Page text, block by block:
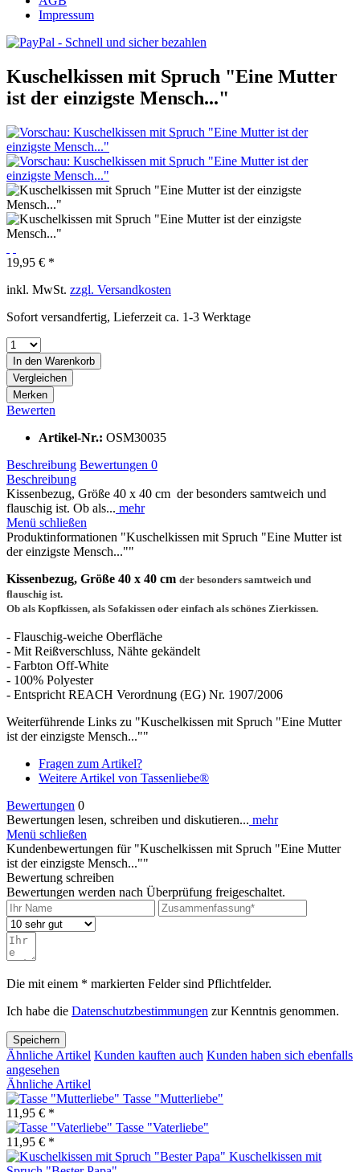
Impressum
Kuschelkissen mit Spruch "Eine Mutter
ist der einzigste Mensch..."
19,95 € *
inkl. MwSt. zzgl. Versandkosten
Sofort versandfertig, Lieferzeit ca. 1-3 Werktage
In den Warenkorb
Vergleichen
Merken
Bewerten
Artikel-Nr.: OSM30035
Beschreibung Bewertungen 0
Beschreibung
Kissenbezug, Größe 40 x 40 cm der besonders samtweich und
flauschig ist. Ob als... mehr
Menü schließen
Produktinformationen "Kuschelkissen mit Spruch "Eine Mutter ist
der einzigste Mensch...""
Kissenbezug, Größe 40 x 40 cm der besonders samtweich und
flauschig ist.
Ob als Kopfkissen, als Sofakissen oder einfach als schönes Zierkissen.
- Flauschig-weiche Oberfläche
- Mit Reißverschluss, Nähte gekändelt
- Farbton Off-White
- 100% Polyester
- Entspricht REACH Verordnung (EG) Nr. 1907/2006
Weiterführende Links zu "Kuschelkissen mit Spruch "Eine Mutter
ist der einzigste Mensch...""
Fragen zum Artikel?
Weitere Artikel von Tassenliebe®
Bewertungen 0
Bewertungen lesen, schreiben und diskutieren... mehr
Menü schließen
Kundenbewertungen für "Kuschelkissen mit Spruch "Eine Mutter
ist der einzigste Mensch...""
Bewertung schreiben
Bewertungen werden nach Überprüfung freigeschaltet.
Die mit einem * markierten Felder sind Pflichtfelder.
Ich habe die Datenschutzbestimmungen zur Kenntnis genommen.
Speichern
Ähnliche Artikel Kunden kauften auch Kunden haben sich ebenfalls
angesehen
Ähnliche Artikel
Tasse "Mutterliebe"
11,95 € *
Tasse "Vaterliebe"
11,95 € *
Kuschelkissen mit